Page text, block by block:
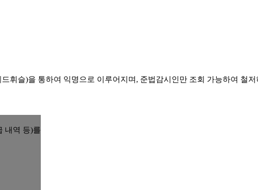
휘슬)을 통하여 익명으로 이루어지며, 준법감시인만 조회 가능하여 철
내역 등)를